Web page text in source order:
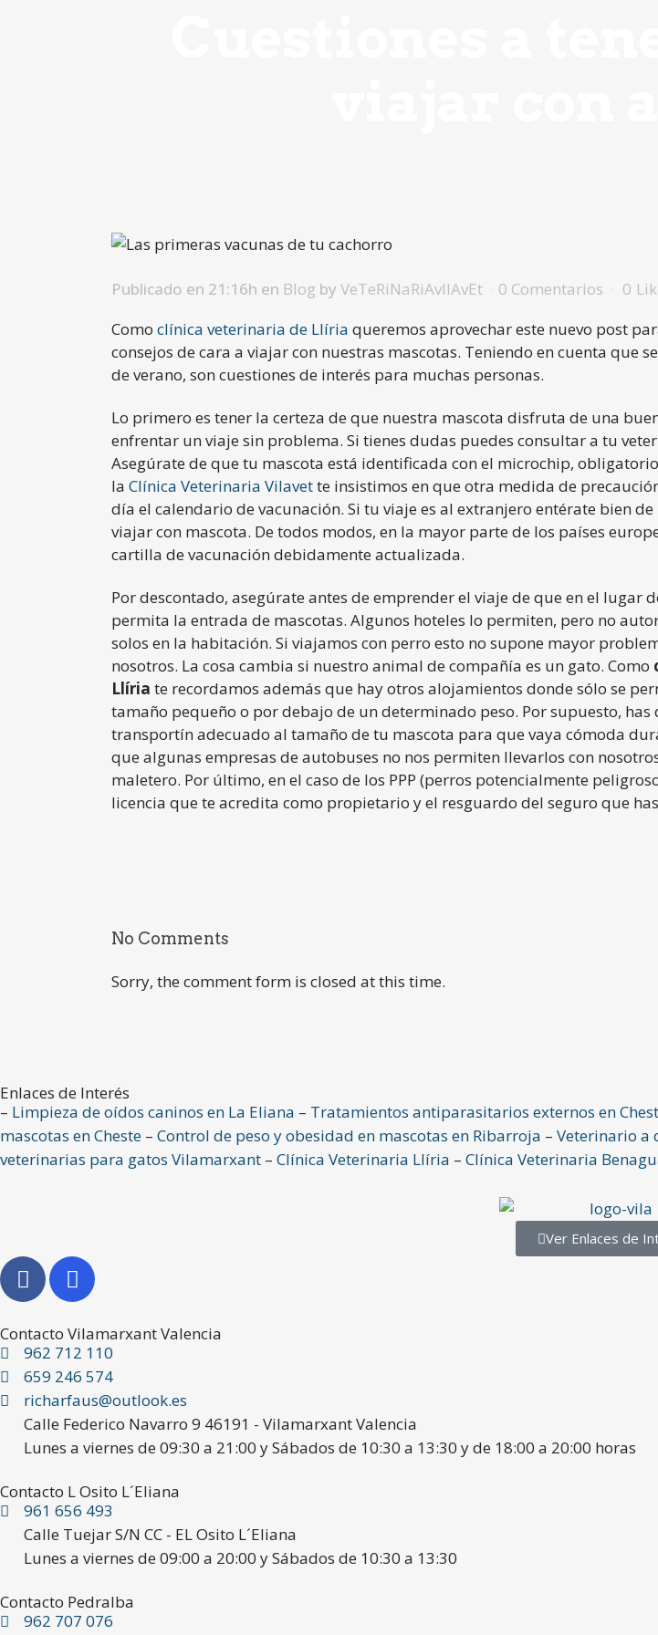
Publicado en 21:16h en Blog by VeTeRiNaRiAvIlAvEt 0 Comentarios 0
Como clínica veterinaria de Llíria queremos aprovechar este nuevo post
consejos de cara a viajar con nuestras mascotas. Teniendo en cuenta que
de verano, son cuestiones de interés para muchas personas.
Lo primero es tener la certeza de que nuestra mascota disfruta de una
enfrentar un viaje sin problema. Si tienes dudas puedes consultar a tu
Asegúrate de que tu mascota está identificada con el microchip, obligatorio
la Clínica Veterinaria Vilavette insistimos en que otra medida de
día el calendario de vacunación. Si tu viaje es al extranjero entérate bien
viajar con mascota. De todos modos, en la mayor parte de los países
cartilla de vacunación debidamente actualizada.
Por descontado, asegúrate antes de emprender el viaje de que en el lugar
permita la entrada de mascotas. Algunos hoteles lo permiten, pero no
solos en la habitación. Si viajamos con perro esto no supone mayor
nosotros. La cosa cambia si nuestro animal de compañía es un gato. Como
Llíria te recordamos además que hay otros alojamientos donde sólo se
tamaño pequeño o por debajo de un determinado peso. Por supuesto, has
transportín adecuado al tamaño de tu mascota para que vaya cómoda
que algunas empresas de autobuses no nos permiten llevarlos con
maletero. Por último, en el caso de los PPP (perros potencialmente
licencia que te acredita como propietario y el resguardo del seguro que
No Comments
Sorry, the comment form is closed at this time.
Enlaces de Interés
– Limpieza de oídos caninos en La Eliana – Tratamientos antiparasitarios externos en
mascotas en Cheste – Control de peso y obesidad en mascotas en Ribarroja – Veterinario a
veterinarias para gatos Vilamarxant – Clínica Veterinaria Llíria – Clínica Veterinaria
Ver Enlaces de
Contacto Vilamarxant Valencia
962 712 110
659 246 574
richarfaus@outlook.es
Calle Federico Navarro 9 46191 - Vilamarxant Valencia
Lunes a viernes de 09:30 a 21:00 y Sábados de 10:30 a 13:30 y de 18:00 a 20:00 horas
Contacto L Osito L´Eliana
961 656 493
Calle Tuejar S/N CC - EL Osito L´Eliana
Lunes a viernes de 09:00 a 20:00 y Sábados de 10:30 a 13:30
Contacto Pedralba
962 707 076